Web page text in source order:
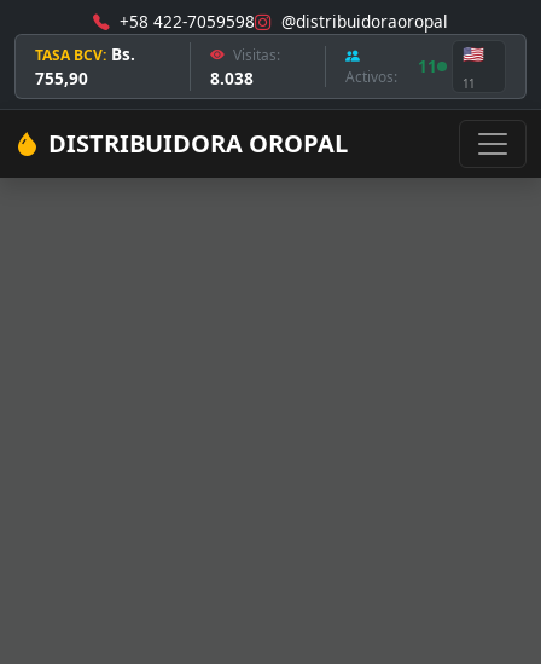
+58 422-7059598 @distribuidoraoropal
TASA BCV: Bs.
755,90
Visitas:
8.038 Activos: 11
🇺🇸
11
DISTRIBUIDORA OROPAL